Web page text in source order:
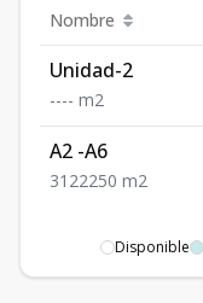
Nombre
Unidad-2
---- m2
A2 -A6
3122250 m2
Disponible